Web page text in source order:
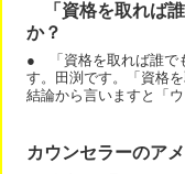
「資格を取れば
か？
● 「資格を取れば誰で
す。田渕です。「資格
結論から言いますと「
カウンセラーのア